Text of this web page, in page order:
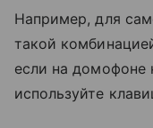
Например, для
такой
если на домофоне
используйте